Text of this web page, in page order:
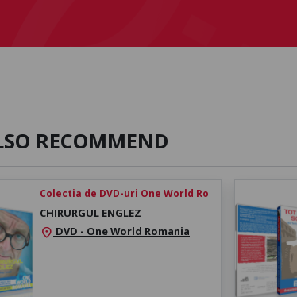
RECOMMEND
Colectia de DVD-uri One World Ro
CHIRURGUL ENGLEZ
location_on DVD - One World Romania